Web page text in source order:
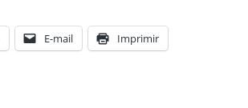
E-mail Imprimir